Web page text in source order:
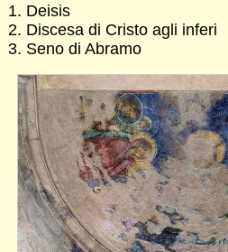
1. Deisis
2. Discesa di Cristo agli inferi
3. Seno di Abramo